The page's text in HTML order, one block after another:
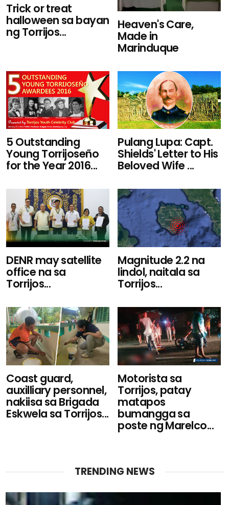
Trick or treat
halloween sa bayan
ng Torrijos...
Heaven's Care,
Made in
Marinduque
5 Outstanding
Young Torrijoseño
for the Year 2016...
Pulang Lupa: Capt.
Shields' Letter to His
Beloved Wife ...
DENR may satellite
office na sa
Torrijos...
Magnitude 2.2 na
lindol, naitala sa
Torrijos...
Coast guard,
auxilliary personnel,
nakiisa sa Brigada
Eskwela sa Torrijos...
Motorista sa
Torrijos, patay
matapos
bumangga sa
poste ng Marelco...
TRENDING NEWS